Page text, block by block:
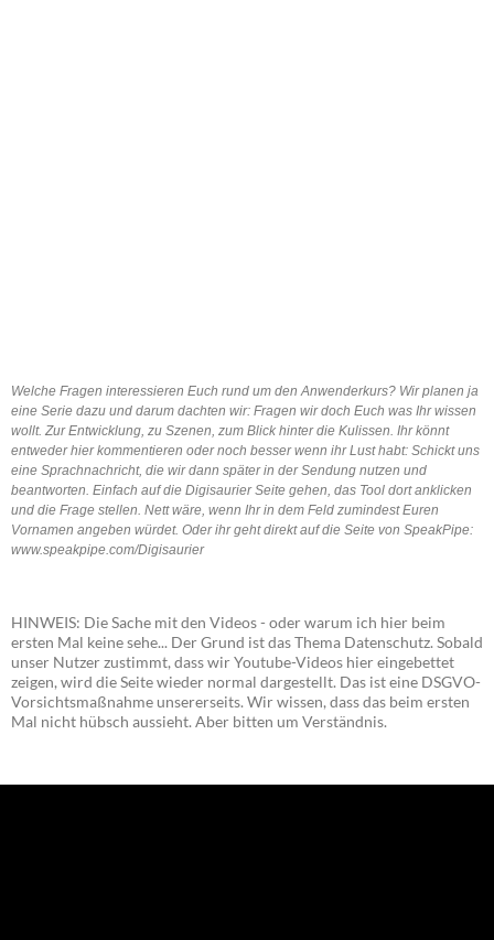
Welche Fragen interessieren Euch rund um den Anwenderkurs? Wir planen ja
eine Serie dazu und darum dachten wir: Fragen wir doch Euch was Ihr wissen
wollt. Zur Entwicklung, zu Szenen, zum Blick hinter die Kulissen. Ihr könnt
entweder hier kommentieren oder noch besser wenn ihr Lust habt: Schickt uns
eine Sprachnachricht, die wir dann später in der Sendung nutzen und
beantworten. Einfach auf die Digisaurier Seite gehen, das Tool dort anklicken
und die Frage stellen. Nett wäre, wenn Ihr in dem Feld zumindest Euren
Vornamen angeben würdet. Oder ihr geht direkt auf die Seite von SpeakPipe:
www.speakpipe.com/Digisaurier
HINWEIS: Die Sache mit den Videos - oder warum ich hier beim
ersten Mal keine sehe... Der Grund ist das Thema Datenschutz. Sobald
unser Nutzer zustimmt, dass wir Youtube-Videos hier eingebettet
zeigen, wird die Seite wieder normal dargestellt. Das ist eine DSGVO-
Vorsichtsmaßnahme unsererseits. Wir wissen, dass das beim ersten
Mal nicht hübsch aussieht. Aber bitten um Verständnis.